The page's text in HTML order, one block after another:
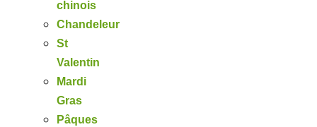
chinois
Chandeleur
St
Valentin
Mardi
Gras
Pâques